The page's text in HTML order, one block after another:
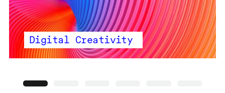
Digital Creativity